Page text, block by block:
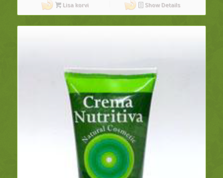
Lisa korvi Show Details